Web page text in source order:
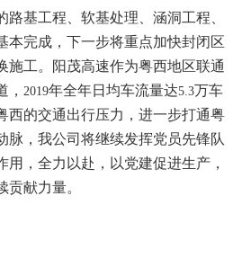
路基工程、软基处理、涵洞工程、
本完成，下一步将重点加快封闭区
施工。阳茂高速作为粤西地区联通
， 2019年全年日均车流量达5.3万车
西的交通出行压力，进一步打通粤
脉，我公司将继续发挥党员先锋队
用，全力以赴，以党建促进生产，
贡献力量。